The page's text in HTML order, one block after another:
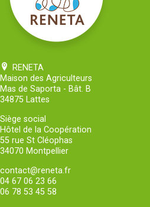
RENETA
Maison des Agriculteurs
Mas de Saporta - Bât. B
34875 Lattes
Siège social
Hôtel de la Coopération
55 rue St Cléophas
34070 Montpellier
contact@reneta.fr
04 67 06 23 66
06 78 53 45 58